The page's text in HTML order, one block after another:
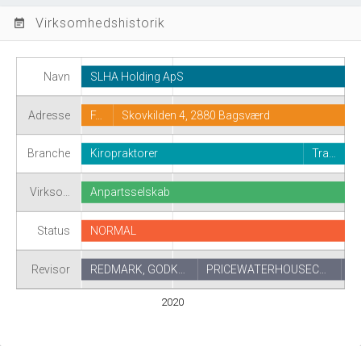
event_note Virksomhedshistorik
Navn
Adresse
Branche
Virkso…
Status
Revisor
2020
SLHA Holding ApS
F… Skovkilden 4, 2880 Bagsværd
Kiropraktorer Tra…
Anpartsselskab
NORMAL
REDMARK, GODK… PRICEWATERHOUSEC…